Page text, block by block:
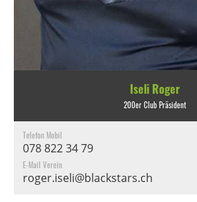
Iseli Roger
200er Club Präsident
Telefon Mobil
078 822 34 79
E-Mail Verein
roger.iseli@blackstars.ch